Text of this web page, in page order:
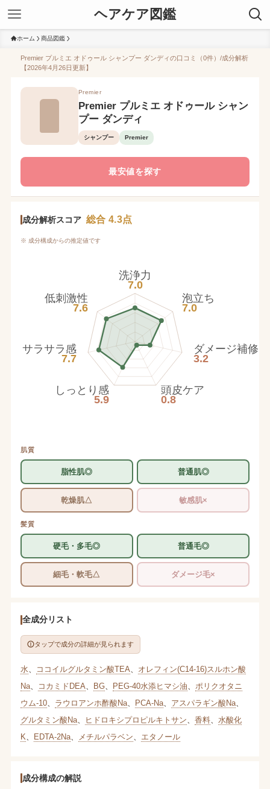
ヘアケア図鑑
ホーム 商品図鑑
Premier プルミエ オドゥール シャンプー ダンディの口コミ（0件）/成分解析
【2026年4月26日更新】
Premier
Premier プルミエ オドゥール シャン
プー ダンディ
シャンプー Premier
最安値を探す
成分解析スコア 総合 4.3点
※ 成分構成からの推定値です
洗浄力
7.0
泡立ち
7.0
ダメージ補修
3.2
頭皮ケア
0.8
しっとり感
5.9
サラサラ感
7.7
低刺激性
7.6
肌質
脂性肌◎ 普通肌◎
乾燥肌△ 敏感肌×
髪質
硬毛・多毛◎ 普通毛◎
細毛・軟毛△ ダメージ毛×
全成分リスト
タップで成分の詳細が見られます
水 ココイルグルタミン酸TEA
オレフィン(C14-16)スルホン酸
Na、 コカミドDEA BG、 PEG-40水添ヒマシ油
ポリクオタニ
ウム-10、 ラウロアンホ酢酸Na、 PCA-Na、 アスパラギン酸Na、
グルタミン酸Na、 ヒドロキシプロピルキトサン 香料、 水酸化
K
EDTA-2Na、 メチルパラベン エタノール
成分構成の解説